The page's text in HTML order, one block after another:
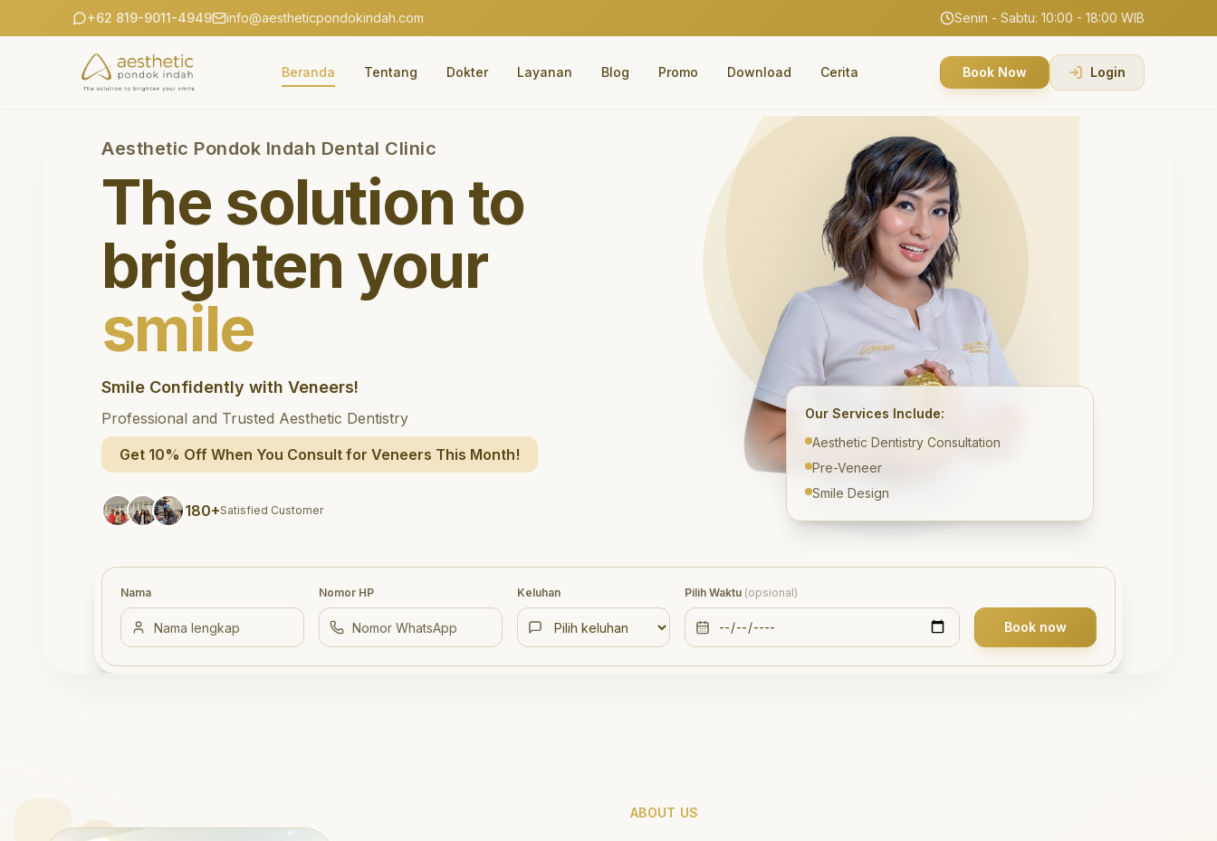
+62 819-9011-4949 info@aestheticpondokindah.com Senin - Sabtu: 10:00 - 18:00 WIB
Beranda Tentang Dokter Layanan Blog Promo Download Cerita Book Now Login
Aesthetic Pondok Indah Dental Clinic
The solution to
brighten your
smile
Smile Confidently with Veneers!
Professional and Trusted Aesthetic Dentistry
Get 10% Off When You Consult for Veneers This Month!
180+Satisfied Customer
Our Services Include:
Aesthetic Dentistry Consultation
Pre-Veneer
Smile Design
Nama Nomor HP Keluhan Pilih Waktu (opsional)
Book now
ABOUT US